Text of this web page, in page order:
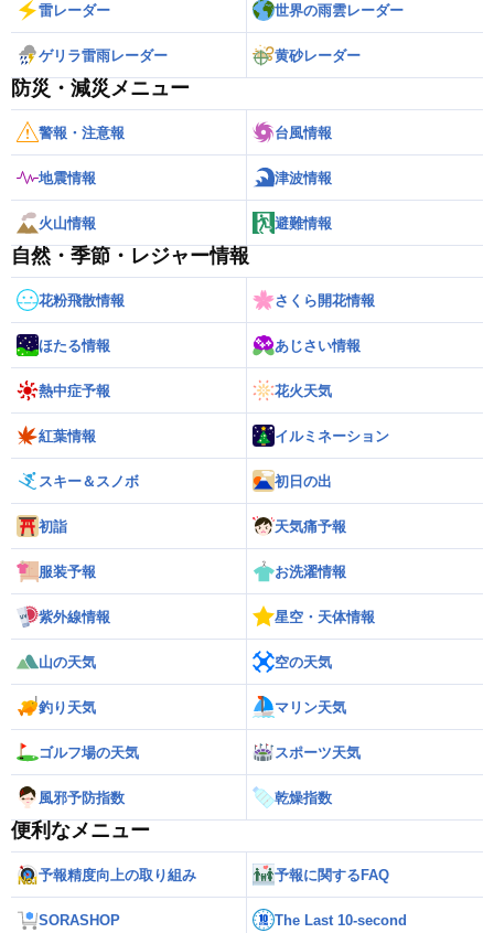
雷レーダー 世界の雨雲レーダー
ゲリラ雷雨レーダー 黄砂レーダー
防災・減災メニュー
警報・注意報 台風情報
地震情報 津波情報
火山情報 避難情報
自然・季節・レジャー情報
花粉飛散情報 さくら開花情報
ほたる情報 あじさい情報
熱中症予報 花火天気
紅葉情報 イルミネーション
スキー＆スノボ 初日の出
初詣 天気痛予報
服装予報 お洗濯情報
紫外線情報 星空・天体情報
山の天気 空の天気
釣り天気 マリン天気
ゴルフ場の天気 スポーツ天気
風邪予防指数 乾燥指数
便利なメニュー
予報精度向上の取り組み 予報に関するFAQ
SORASHOP The Last 10-second